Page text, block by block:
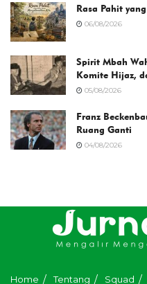
Rasa Pahit
06/08/2026
Spirit Mbah
Komite Hijaz,
05/08/2026
Franz
Ruang Ganti
04/08/2026
Home Tentang Squad